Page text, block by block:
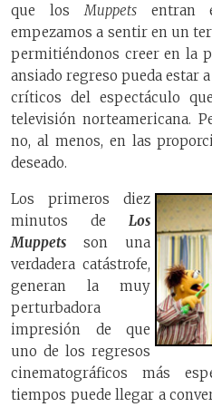
que los Muppetsentran
empezamos a sentir en un
permitiéndonos creer en la
ansiado regreso pueda estar
críticos del espectáculo
televisión norteamericana.
no, al menos, en las
deseado.
Los primeros diez
minutos de Los
Muppets son una
verdadera catástrofe,
generan la muy
perturbadora
impresión de que
uno de los regresos
cinematográficos más
tiempos puede llegar a